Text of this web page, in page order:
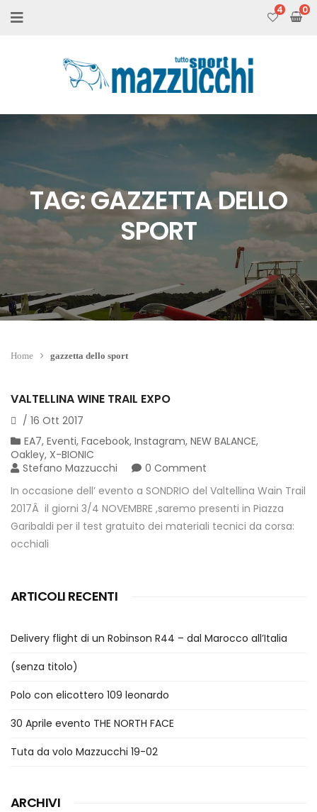
4
TAG:GAZZETTA DELLO
SPORT
Home gazzetta dello sport
VALTELLINA WINE TRAIL EXPO
/ 16 Ott 2017
EA7, Eventi, Facebook, Instagram, NEW BALANCE,
Oakley, X-BIONIC
Stefano Mazzucchi
0 Comment
In occasione dell’ evento a SONDRIO del Valtellina Wain Trail
2017Â il giorni 3/4 NOVEMBRE ,saremo presenti in Piazza
Garibaldi per il test gratuito dei materiali tecnici da corsa:
occhiali
ARTICOLI RECENTI
Delivery flight di un Robinson R44 – dal Marocco all’Italia
(senza titolo)
Polo con elicottero 109 leonardo
30 Aprile evento THE NORTH FACE
Tuta da volo Mazzucchi 19-02
ARCHIVI